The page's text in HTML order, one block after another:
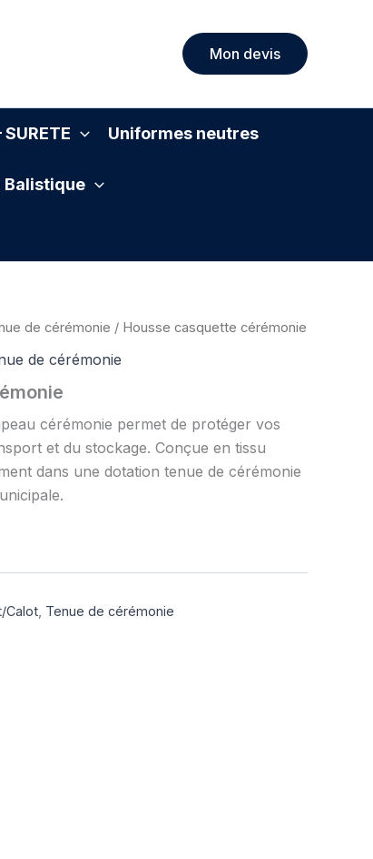
Mon devis
Uniformes neutres
Balistique
de cérémonie / Housse casquette cérémonie
de cérémonie
cérémonie permet de protéger vos
et du stockage. Conçue en tissu
dans une dotation tenue de cérémonie
Calot Tenue de cérémonie